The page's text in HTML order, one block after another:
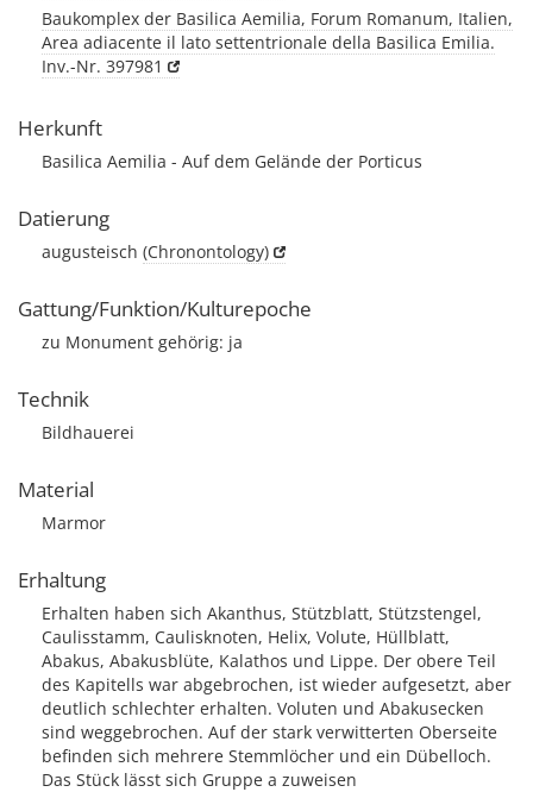
Baukomplex der Basilica Aemilia, Forum Romanum, Italien,
Area adiacente il lato settentrionale della Basilica Emilia.
Inv.-Nr. 397981
Herkunft
Basilica Aemilia - Auf dem Gelände der Porticus
Datierung
augusteisch (Chronontology)
Gattung/Funktion/Kulturepoche
zu Monument gehörig: ja
Technik
Bildhauerei
Material
Marmor
Erhaltung
Erhalten haben sich Akanthus, Stützblatt, Stützstengel,
Caulisstamm, Caulisknoten, Helix, Volute, Hüllblatt,
Abakus, Abakusblüte, Kalathos und Lippe. Der obere Teil
des Kapitells war abgebrochen, ist wieder aufgesetzt, aber
deutlich schlechter erhalten. Voluten und Abakusecken
sind weggebrochen. Auf der stark verwitterten Oberseite
befinden sich mehrere Stemmlöcher und ein Dübelloch.
Das Stück lässt sich Gruppe a zuweisen